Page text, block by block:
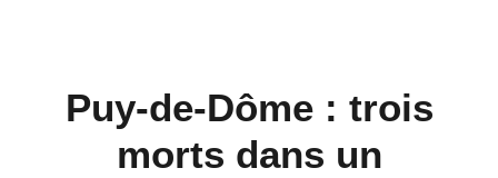
Puy-de-Dôme : trois
morts dans un